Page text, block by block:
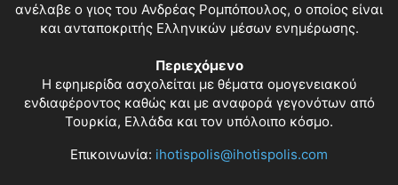
ανέλαβε ο γιος του Ανδρέας Ρομπόπουλος, ο οποίος είναι
και ανταποκριτής Ελληνικών μέσων ενημέρωσης.
Περιεχόμενο
Η εφημερίδα ασχολείται με θέματα ομογενειακού
ενδιαφέροντος καθώς και με αναφορά γεγονότων από
Τουρκία, Ελλάδα και τον υπόλοιπο κόσμο.
Επικοινωνία: ihotispolis@ihotispolis.com